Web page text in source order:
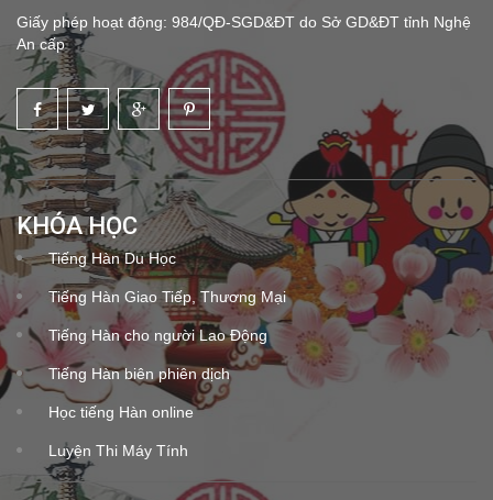
Giấy phép hoạt động: 984/QĐ-SGD&ĐT do Sở GD&ĐT tỉnh Nghệ
An cấp
KHÓA HỌC
Tiếng Hàn Du Học
Tiếng Hàn Giao Tiếp, Thương Mại
Tiếng Hàn cho người Lao Động
Tiếng Hàn biên phiên dịch
Học tiếng Hàn online
Luyện Thi Máy Tính